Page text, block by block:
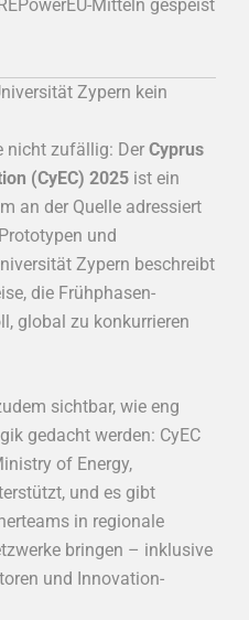
Mitteln gespeist
Zypern kein
nicht zufällig: Der Cyprus
(CyEC) 2025 ist ein
an der Quelle adressiert
und
Zypern beschreibt
die Frühphasen-
global zu konkurrieren
sichtbar, wie eng
gedacht werden: CyEC
of Energy,
und es gibt
in regionale
bringen – inklusive
und Innovation-